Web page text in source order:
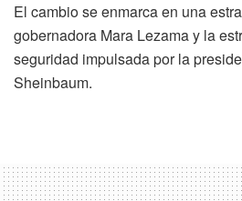
El cambio se enmarca en una
gobernadora Mara Lezama y la
seguridad impulsada por la
Sheinbaum.